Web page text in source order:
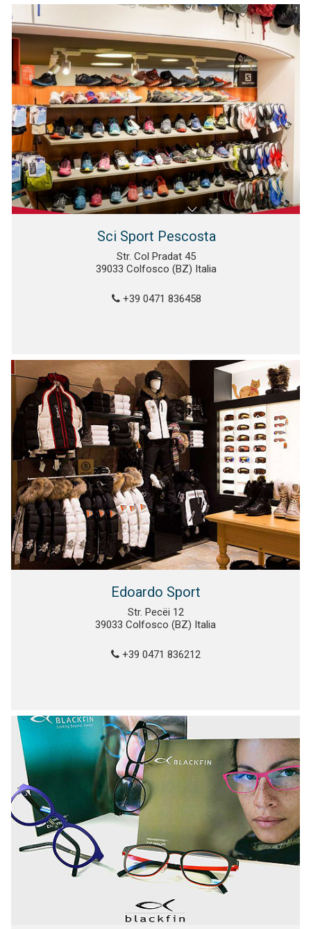
Sci Sport Pescosta
Str. Col Pradat 45
39033 Colfosco (BZ) Italia
+39 0471 836458
Edoardo Sport
Str. Pecëi 12
39033 Colfosco (BZ) Italia
+39 0471 836212